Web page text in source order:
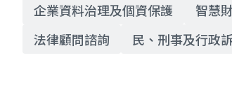
企業資料治理及個資保護 智慧
法律顧問諮詢
民、刑事及行政